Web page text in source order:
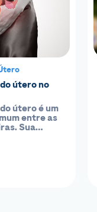
útero no
útero é um
entre as
Sua